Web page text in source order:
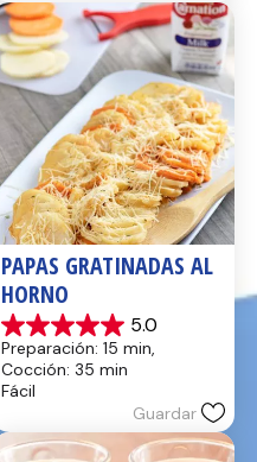
reseñas
PAPAS GRATINADAS AL
HORNO
5.0
5.0
de
5
estrellas.
reseñas
Preparación: 15 min,
Cocción: 35 min
Fácil
Guardar